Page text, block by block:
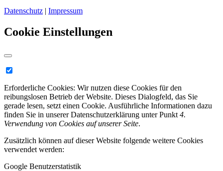
Datenschutz | Impressum
Cookie Einstellungen
Erforderliche Cookies: Wir nutzen diese Cookies für den
reibungslosen Betrieb der Website. Dieses Dialogfeld, das Sie
gerade lesen, setzt einen Cookie. Ausführliche Informationen dazu
finden Sie in unserer Datenschutzerklärung unter Punkt 4.
Verwendung von Cookies auf unserer Seite.
Zusätzlich können auf dieser Website folgende weitere Cookies
verwendet werden:
Google Benutzerstatistik